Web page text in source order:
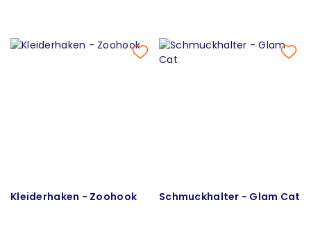
Kleiderhaken - Zoohook Schmuckhalter - Glam Cat